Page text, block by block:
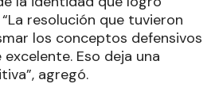
resolución que tuvieron
los conceptos defensivos
Eso deja una
agregó.